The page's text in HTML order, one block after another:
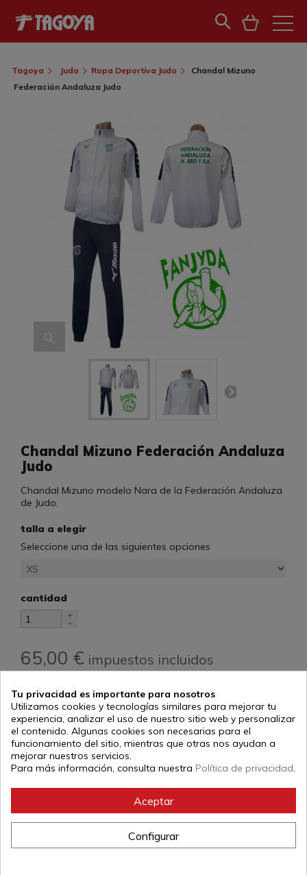
Tagoya Judo Ropa Deportiva Judo
Chandal Mizuno
Federación Andaluza Judo
Chandal Mizuno Federación Andaluza
Judo
Chandal Mizuno modelo Nara de la Federación Andaluza
de Judo.
talla a elegir
Seleccione una de las siguientes opciones
cantidad
65,00 € impuestos incluidos
Añadir al carrito
descripción
poliester 100% de alta calidad modelo
Nara, bolsillos laterales en chaqueta y pantalón, logo
federativo en el pecho, bordado en la espalda, impresión
del logo federativo en el pantalón.
El pantalón es de corte estrecho desde la rodilla al tobillo.
Tu privacidad es importante para nosotros
Utilizamos cookies y tecnologías similares para mejorar tu
experiencia, analizar el uso de nuestro sitio web y personalizar
el contenido. Algunas cookies son necesarias para el
funcionamiento del sitio, mientras que otras nos ayudan a
mejorar nuestros servicios.
Para más información, consulta nuestra Política de privacidad
Aceptar
Configurar